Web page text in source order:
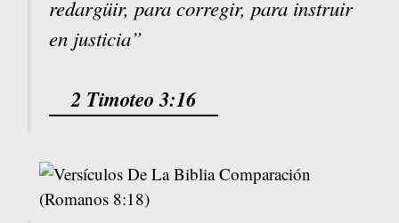
redargüir, para corregir, para instruir
en justicia”
2 Timoteo 3:16